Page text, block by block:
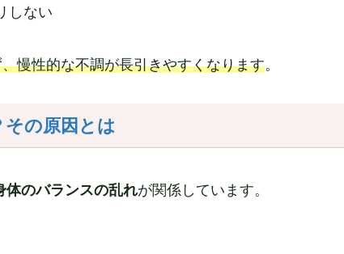
しない
慢性的な不調が長引きやすくなります。
の原因とは
体のバランスの乱れが関係しています。